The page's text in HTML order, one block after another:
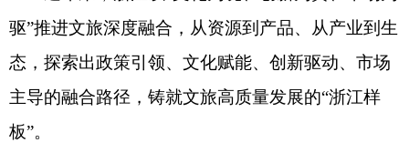
驱”推进文旅深度融合，从资源到产品、从产业到生
态，探索出政策引领、文化赋能、创新驱动、市场
主导的融合路径，铸就文旅高质量发展的“浙江样
板”。